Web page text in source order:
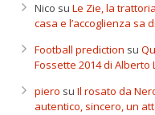
Nico su Le Zie, la
casa e l’accoglienza sa
Football prediction su
Fossette 2014 di Alberto
piero su Il rosato da
autentico, sincero, un